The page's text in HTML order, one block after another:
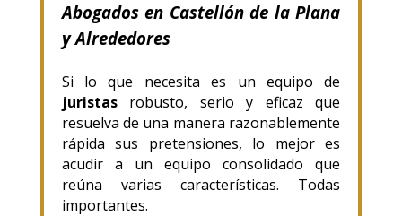
Abogados en Castellón de la Plana
y Alrededores
Si lo que necesita es un equipo de
juristasrobusto, serio y eficaz que
resuelva de una manera razonablemente
rápida sus pretensiones, lo mejor es
acudir a un equipo consolidado que
reúna varias características. Todas
importantes.